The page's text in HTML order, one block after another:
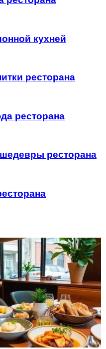
кухней
ресторана
ресторана
ресторана